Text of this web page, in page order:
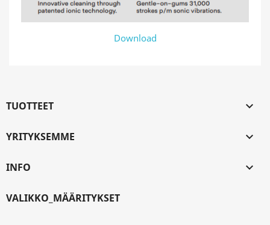
Download
TUOTTEET 
YRITYKSEMME 
INFO 
VALIKKO_MÄÄRITYKSET